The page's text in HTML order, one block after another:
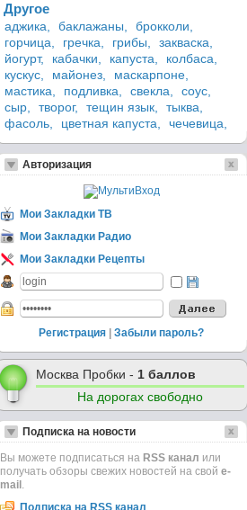
Другое
аджика, баклажаны,
брокколи,
горчица,
гречка, грибы,
закваска,
йогурт,
кабачки, капуста,
колбаса,
кускус,
майонез,
маскарпоне,
мастика,
подливка, свекла,
соус,
сыр,
творог, тещин язык,
тыква,
фасоль,
цветная капуста, чечевица,
Авторизация
Мои Закладки ТВ
Мои Закладки Радио
Мои Закладки Рецепты
Регистрация Забыли пароль?
Москва Пробки - 1 баллов
На дорогах свободно
Подписка на новости
Вы можете подписаться на RSS канал или
получать обзоры свежих новостей на свой e-
mail .
Подписка на RSS канал